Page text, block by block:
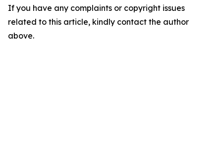
If you have any complaints or copyright issues
related to this article, kindly contact the author
above.